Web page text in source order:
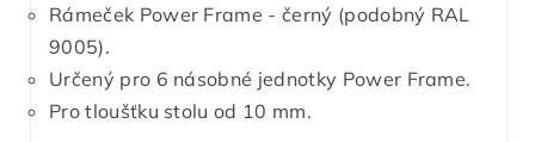
Rámeček Power Frame - černý (podobný RAL
9005).
Určený pro 6 násobné jednotky Power Frame.
Pro tloušťku stolu od 10 mm.